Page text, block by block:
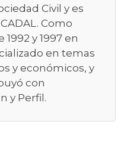
Civil y es
Como
y 1997 en
en temas
y económicos, y
con
y Perfil.